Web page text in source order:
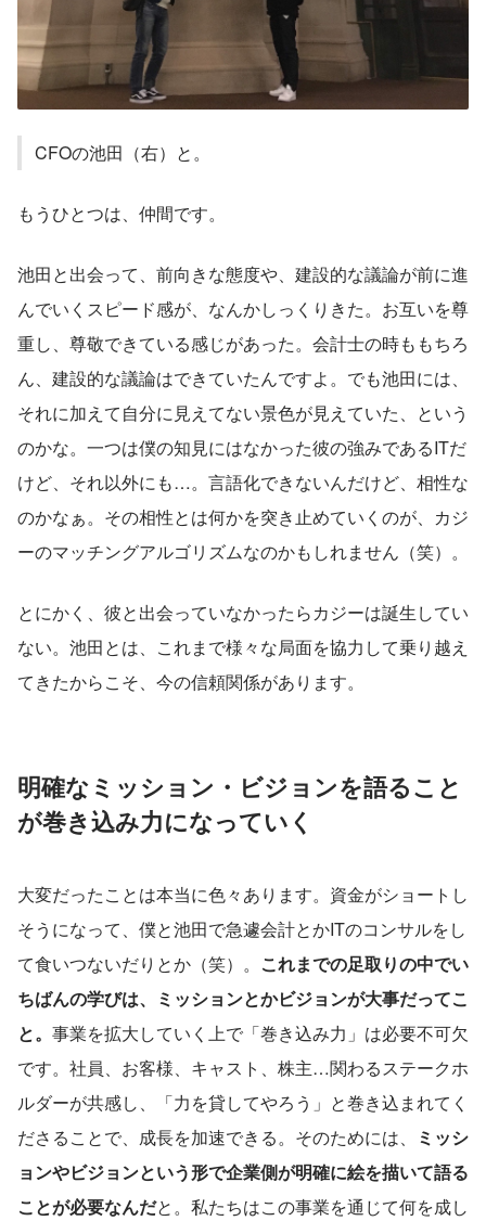
CFOの池田（右）と。
もうひとつは、仲間です。
池田と出会って、前向きな態度や、建設的な議論が前に進
んでいくスピード感が、なんかしっくりきた。お互いを尊
重し、尊敬できている感じがあった。会計士の時ももちろ
ん、建設的な議論はできていたんですよ。でも池田には、
それに加えて自分に見えてない景色が見えていた、という
のかな。一つは僕の知見にはなかった彼の強みであるITだ
けど、それ以外にも…。言語化できないんだけど、相性な
のかなぁ。その相性とは何かを突き止めていくのが、カジ
ーのマッチングアルゴリズムなのかもしれません（笑）。
とにかく、彼と出会っていなかったらカジーは誕生してい
ない。池田とは、これまで様々な局面を協力して乗り越え
てきたからこそ、今の信頼関係があります。
明確なミッション・ビジョンを語ること
が巻き込み力になっていく
大変だったことは本当に色々あります。資金がショートし
そうになって、僕と池田で急遽会計とかITのコンサルをし
て食いつないだりとか（笑）。 これまでの足取りの中でい
ちばんの学びは、ミッションとかビジョンが大事だってこ
と。 事業を拡大していく上で「巻き込み力」は必要不可欠
です。社員、お客様、キャスト、株主…関わるステークホ
ルダーが共感し、「力を貸してやろう」と巻き込まれてく
ださることで、成長を加速できる。そのためには、
ミッシ
ョンやビジョンという形で企業側が明確に絵を描いて語る
ことが必要なんだと。私たちはこの事業を通じて何を成し